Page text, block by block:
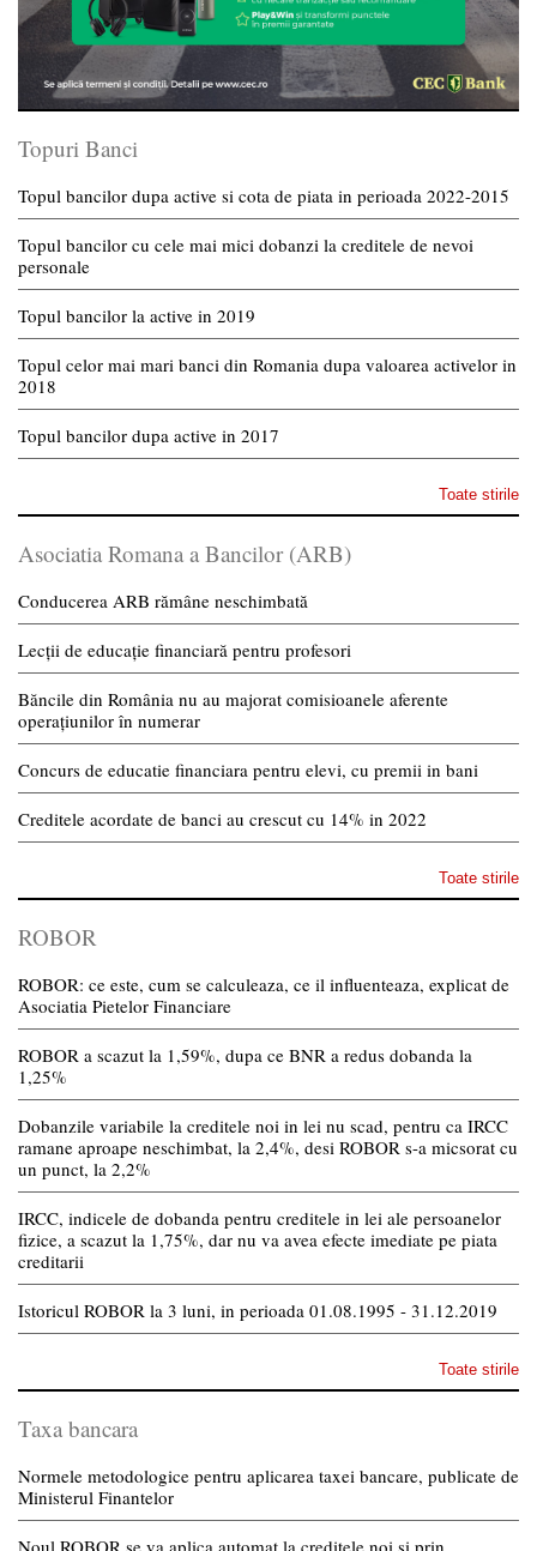
Topuri Banci
Topul bancilor dupa active si cota de piata in perioada 2022-2015
Topul bancilor cu cele mai mici dobanzi la creditele de nevoi
personale
Topul bancilor la active in 2019
Topul celor mai mari banci din Romania dupa valoarea activelor in
2018
Topul bancilor dupa active in 2017
Toate stirile
Asociatia Romana a Bancilor (ARB)
Conducerea ARB rămâne neschimbată
Lecții de educație financiară pentru profesori
Băncile din România nu au majorat comisioanele aferente
operațiunilor în numerar
Concurs de educatie financiara pentru elevi, cu premii in bani
Creditele acordate de banci au crescut cu 14% in 2022
Toate stirile
ROBOR
ROBOR: ce este, cum se calculeaza, ce il influenteaza, explicat de
Asociatia Pietelor Financiare
ROBOR a scazut la 1,59%, dupa ce BNR a redus dobanda la
1,25%
Dobanzile variabile la creditele noi in lei nu scad, pentru ca IRCC
ramane aproape neschimbat, la 2,4%, desi ROBOR s-a micsorat cu
un punct, la 2,2%
IRCC, indicele de dobanda pentru creditele in lei ale persoanelor
fizice, a scazut la 1,75%, dar nu va avea efecte imediate pe piata
creditarii
Istoricul ROBOR la 3 luni, in perioada 01.08.1995 - 31.12.2019
Toate stirile
Taxa bancara
Normele metodologice pentru aplicarea taxei bancare, publicate de
Ministerul Finantelor